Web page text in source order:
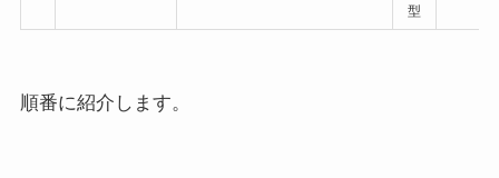
型
順番に紹介します。